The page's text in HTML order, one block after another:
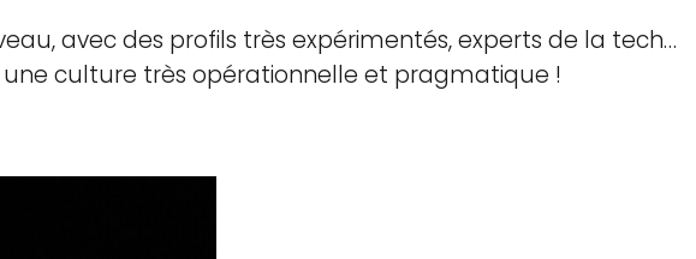
avec des profils très expérimentés, experts de la tech…
une culture très opérationnelle et pragmatique !